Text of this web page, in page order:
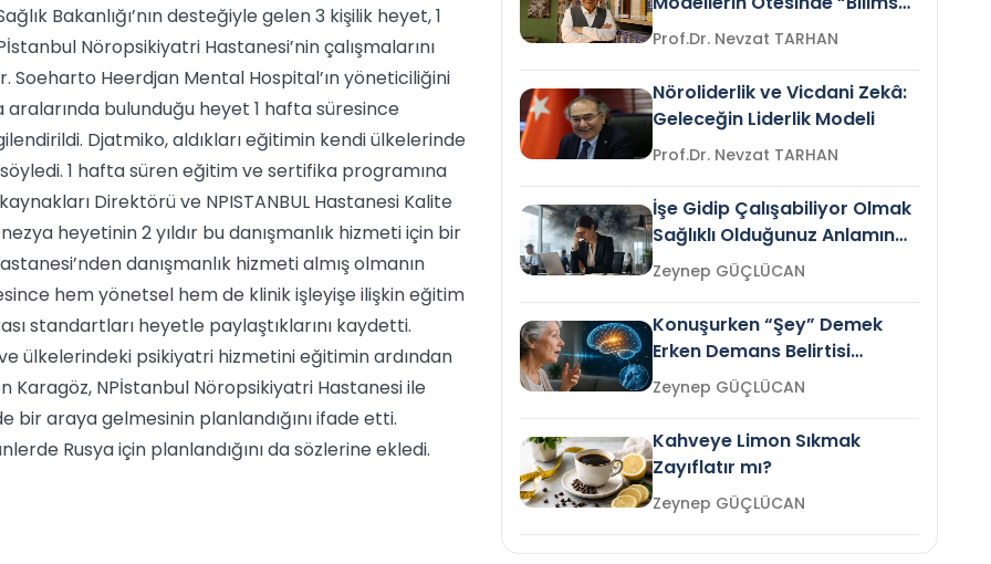
Bakanlığı’nın desteğiyle gelen 3 kişilik heyet, 1
Nöropsikiyatri Hastanesi’nin çalışmalarını
Soeharto Heerdjan Mental Hospital’ın yöneticiliğini
aralarında bulunduğu heyet 1 hafta süresince
Djatmiko, aldıkları eğitimin kendi ülkelerinde
1 hafta süren eğitim ve sertifika programına
Direktörü ve NPISTANBUL Hastanesi Kalite
heyetinin 2 yıldır bu danışmanlık hizmeti için bir
danışmanlık hizmeti almış olmanın
hem yönetsel hem de klinik işleyişe ilişkin eğitim
standartları heyetle paylaştıklarını kaydetti.
ülkelerindeki psikiyatri hizmetini eğitimin ardından
Karagöz, NPİstanbul Nöropsikiyatri Hastanesi ile
bir araya gelmesinin planlandığını ifade etti.
Rusya için planlandığını da sözlerine ekledi.
Liderlik”
Prof.Dr. Nevzat TARHAN
Nöroliderlik ve Vicdani Zekâ:
Geleceğin Liderlik Modeli
Prof.Dr. Nevzat TARHAN
İşe Gidip Çalışabiliyor Olmak
Sağlıklı Olduğunuz Anlamına
Gelir mi?Zeynep GÜÇLÜCAN
Konuşurken “Şey” Demek
Erken Demans Belirtisi
Olabilir mi?Zeynep GÜÇLÜCAN
Kahveye Limon Sıkmak
Zayıflatır mı?
Zeynep GÜÇLÜCAN